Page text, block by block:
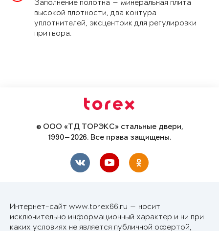
Заполнение полотна — минеральная плита
высокой плотности, два контура
уплотнителей, эксцентрик для регулировки
притвора.
© ООО «ТД ТОРЭКС» стальные двери,
1990—2026. Все права защищены.
Интернет-сайт www.torex66.ru — носит
исключительно информационный характер и ни при
каких условиях не является публичной офертой,